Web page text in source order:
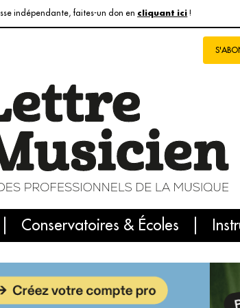
indépendante, faites-un don en cliquant ici !
Conservatoires & Écoles
Le numéro du mois International